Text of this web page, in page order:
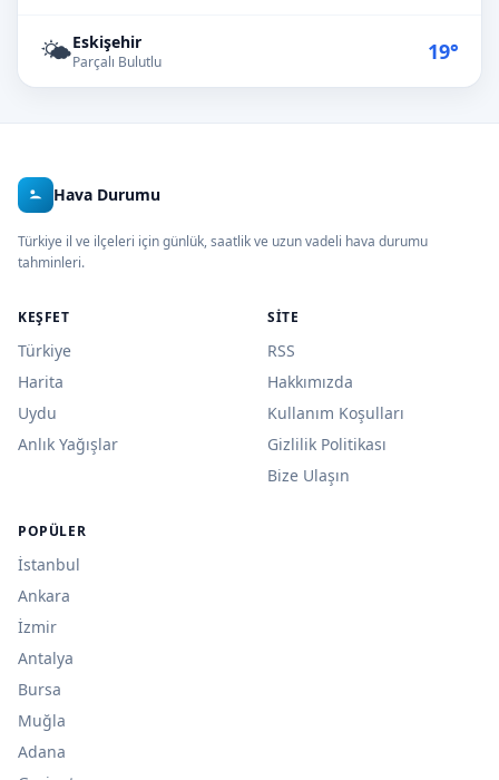
🌤️Eskişehir
Parçalı Bulutlu 19°
Hava Durumu
Türkiye il ve ilçeleri için günlük, saatlik ve uzun vadeli hava durumu
tahminleri.
KEŞFET
Türkiye
Harita
Uydu
Anlık Yağışlar
SITE
RSS
Hakkımızda
Kullanım Koşulları
Gizlilik Politikası
Bize Ulaşın
POPÜLER
İstanbul
Ankara
İzmir
Antalya
Bursa
Muğla
Adana